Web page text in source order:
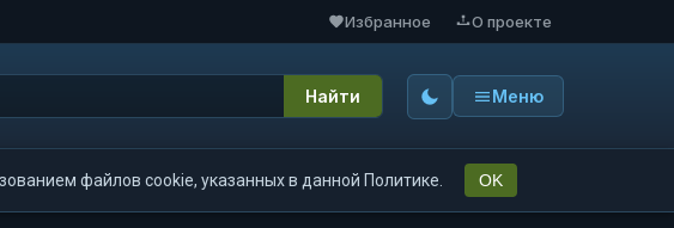
Избранное О проекте
Найти Меню
файлов cookie, указанных в данной Политике. OK